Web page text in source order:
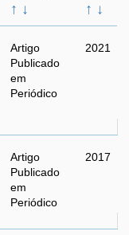
↑ ↓
↑ ↓
Artigo
Publicado
em
Periódico
2021
Artigo
Publicado
em
Periódico
2017